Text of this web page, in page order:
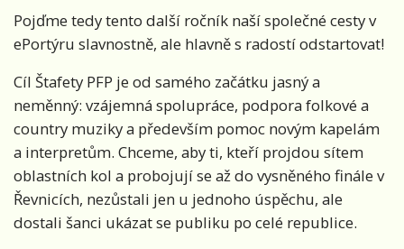
Pojďme tedy tento další ročník naší společné cesty v
ePortýru slavnostně, ale hlavně s radostí odstartovat!
Cíl Štafety PFP je od samého začátku jasný a
neměnný: vzájemná spolupráce, podpora folkové a
country muziky a především pomoc novým kapelám
a interpretům. Chceme, aby ti, kteří projdou sítem
oblastních kol a probojují se až do vysněného finále v
Řevnicích, nezůstali jen u jednoho úspěchu, ale
dostali šanci ukázat se publiku po celé republice.